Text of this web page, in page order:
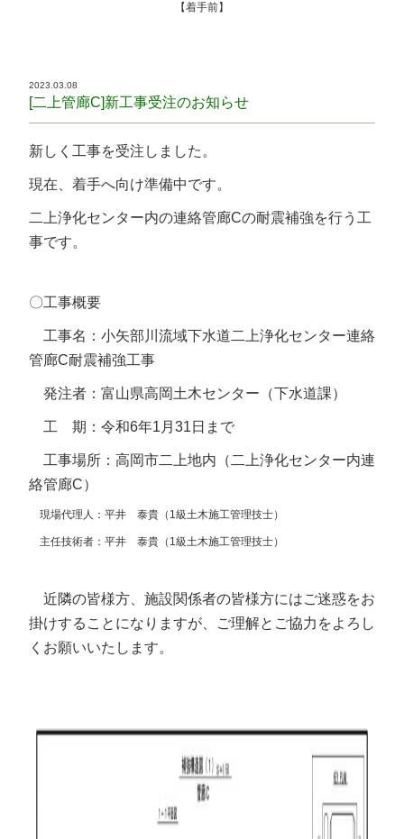
【着手前】
2023.03.08
[二上管廊C]新工事受注のお知らせ
新しく工事を受注しました。
現在、着手へ向け準備中です。
二上浄化センター内の連絡管廊Cの耐震補強を行う工
事です。
〇工事概要
工事名：小矢部川流域下水道二上浄化センター連絡
管廊C耐震補強工事
発注者：富山県高岡土木センター（下水道課）
工 期：令和6年1月31日まで
工事場所：高岡市二上地内（二上浄化センター内連
絡管廊C）
現場代理人：平井 泰貴（1級土木施工管理技士）
主任技術者：平井 泰貴（1級土木施工管理技士）
近隣の皆様方、施設関係者の皆様方にはご迷惑をお
掛けすることになりますが、ご理解とご協力をよろし
くお願いいたします。